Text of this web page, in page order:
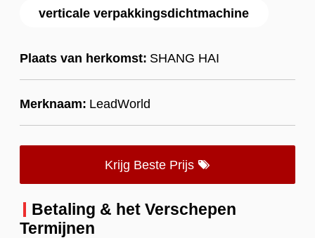
verticale verpakkingsdichtmachine
Plaats van herkomst: SHANG HAI
Merknaam: LeadWorld
Krijg Beste Prijs
Betaling & het Verschepen
Termijnen